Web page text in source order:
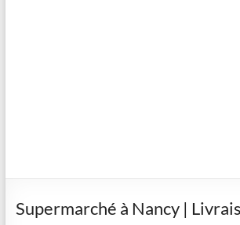
Supermarché à Nancy |